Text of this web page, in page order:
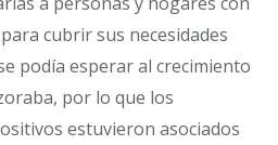
cubrir sus necesidades
podía esperar al crecimiento
por lo que los
estuvieron asociados